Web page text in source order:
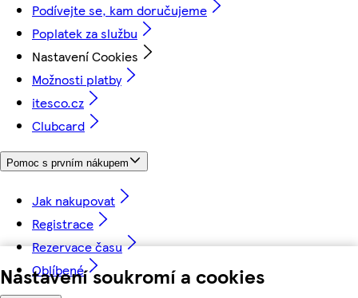
Nastavení soukromí a cookies
Podívejte se, kam doručujeme
Poplatek za službu
Nastavení Cookies
Možnosti platby
itesco.cz
Clubcard
Pomoc s prvním nákupem
Jak nakupovat
Registrace
Rezervace času
Oblíbené